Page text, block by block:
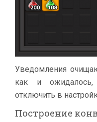
Уведомления
как и
отключить в
Построение